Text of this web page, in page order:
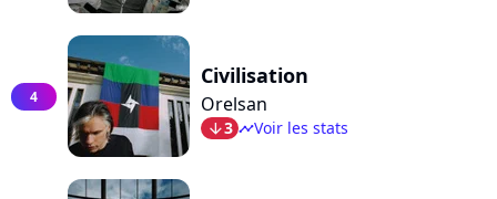
4
Civilisation
Orelsan
arrow_bot3 timelineVoir les stats